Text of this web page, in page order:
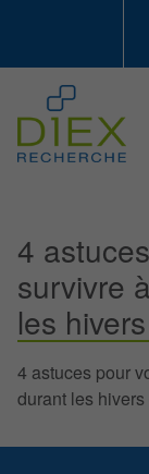
4
survivre
les
4 astuces pour
durant les